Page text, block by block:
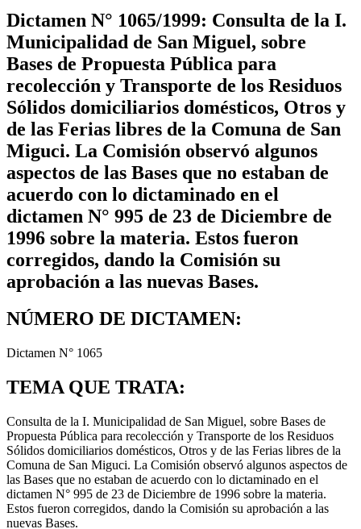
Dictamen N° 1065/1999: Consulta de la I.
Municipalidad de San Miguel, sobre
Bases de Propuesta Pública para
recolección y Transporte de los Residuos
Sólidos domiciliarios domésticos, Otros y
de las Ferias libres de la Comuna de San
Miguci. La Comisión observó algunos
aspectos de las Bases que no estaban de
acuerdo con lo dictaminado en el
dictamen N° 995 de 23 de Diciembre de
1996 sobre la materia. Estos fueron
corregidos, dando la Comisión su
aprobación a las nuevas Bases.
NÚMERO DE DICTAMEN:
Dictamen N° 1065
TEMA QUE TRATA:
Consulta de la I. Municipalidad de San Miguel, sobre Bases de
Propuesta Pública para recolección y Transporte de los Residuos
Sólidos domiciliarios domésticos, Otros y de las Ferias libres de la
Comuna de San Miguci. La Comisión observó algunos aspectos de
las Bases que no estaban de acuerdo con lo dictaminado en el
dictamen N° 995 de 23 de Diciembre de 1996 sobre la materia.
Estos fueron corregidos, dando la Comisión su aprobación a las
nuevas Bases.